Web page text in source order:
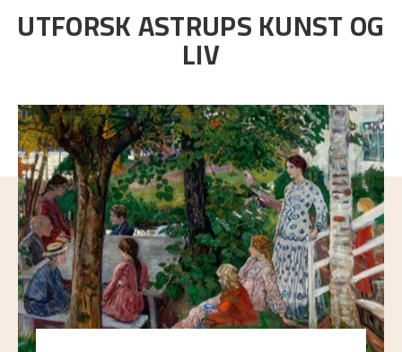
UTFORSK ASTRUPS KUNST OG
LIV